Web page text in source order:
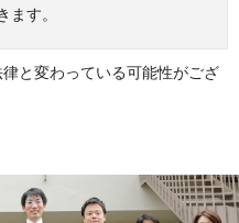
ます。
と変わっている可能性がござ